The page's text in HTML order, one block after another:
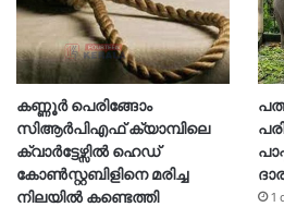
കണ്ണൂർ പെരിങ്ങോം
സിആർപിഎഫ് ക്യാമ്പിലെ
ക്വാർട്ടേഴ്സിൽ ഹെഡ്
കോൺസ്റ്റബിളിനെ മരിച്ച
നിലയിൽ കണ്ടെത്തി
1